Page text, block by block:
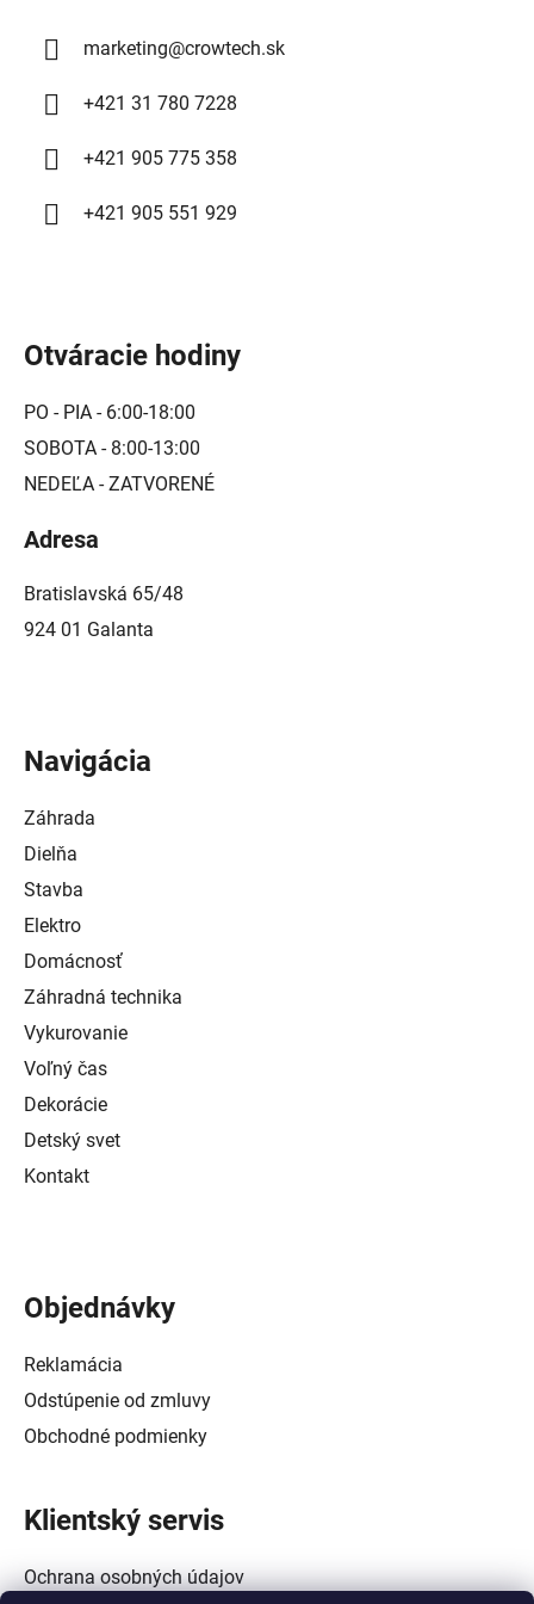
marketing@crowtech.sk
+421 31 780 7228
+421 905 775 358
+421 905 551 929
Otváracie hodiny
PO - PIA - 6:00-18:00
SOBOTA - 8:00-13:00
NEDEĽA - ZATVORENÉ
Adresa
Bratislavská 65/48
924 01 Galanta
Navigácia
Záhrada
Dielňa
Stavba
Elektro
Domácnosť
Záhradná technika
Vykurovanie
Voľný čas
Dekorácie
Detský svet
Kontakt
Objednávky
Reklamácia
Odstúpenie od zmluvy
Obchodné podmienky
Klientský servis
Ochrana osobných údajov